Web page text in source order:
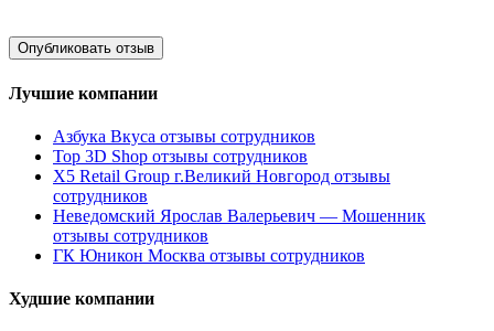
Лучшие компании
Азбука Вкуса отзывы сотрудников
Top 3D Shop отзывы сотрудников
X5 Retail Group г.Великий Новгород отзывы
сотрудников
Неведомский Ярослав Валерьевич — Мошенник
отзывы сотрудников
ГК Юникон Москва отзывы сотрудников
Худшие компании